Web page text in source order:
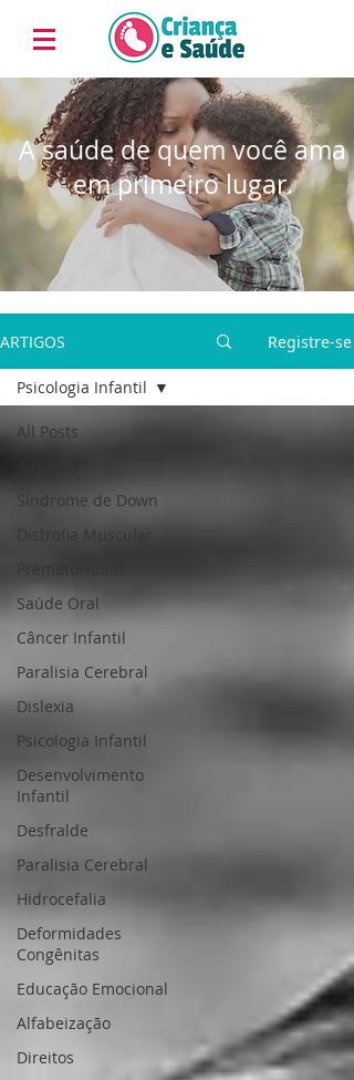
A saúde de quem você ama
em primeiro lugar.
ARTIGOS Registre-se
All Posts
Síndrome de Down
Distrofia Muscular
Saúde Oral
Câncer Infantil
Paralisia Cerebral
Dislexia
Psicologia Infantil
Desenvolvimento
Infantil
Desfralde
Paralisia Cerebral
Hidrocefalia
Deformidades
Congênitas
Educação Emocional
Alfabeização
Direitos
Psicologia Infantil